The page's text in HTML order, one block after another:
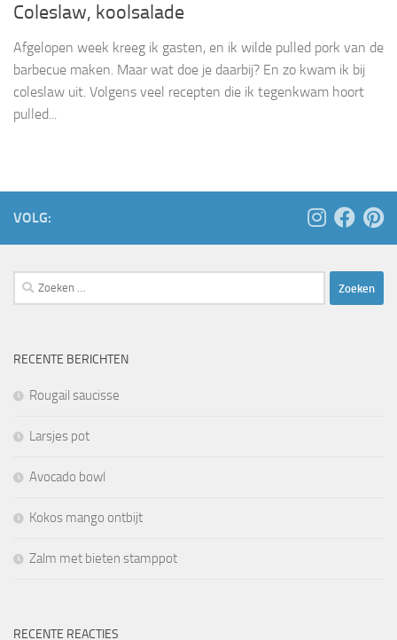
Coleslaw, koolsalade
Afgelopen week kreeg ik gasten, en ik wilde pulled pork van de
barbecue maken. Maar wat doe je daarbij? En zo kwam ik bij
coleslaw uit. Volgens veel recepten die ik tegenkwam hoort
pulled...
VOLG:
Zoeken
naar:
RECENTE BERICHTEN
Rougail saucisse
Larsjes pot
Avocado bowl
Kokos mango ontbijt
Zalm met bieten stamppot
RECENTE REACTIES